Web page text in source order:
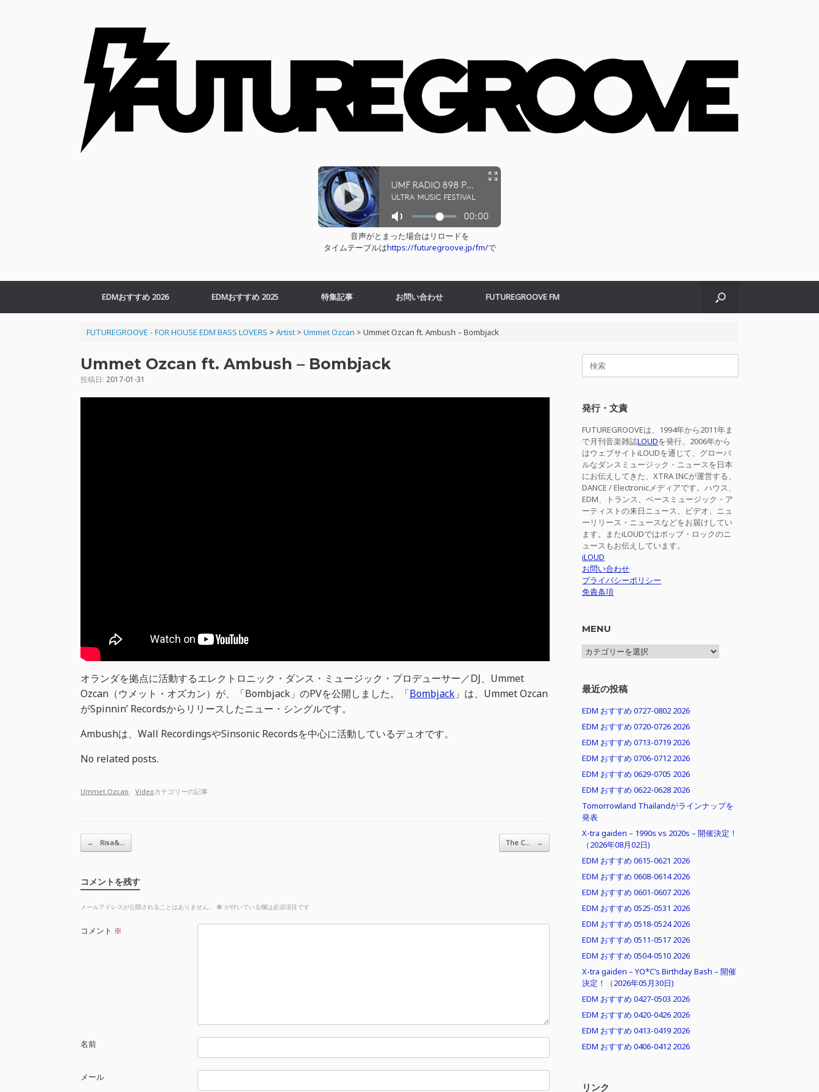
音声がとまった場合はリロードを
タイムテーブルはhttps://futuregroove.jp/fm/で
EDMおすすめ 2026 EDMおすすめ 2025 特集記事 お問い合わせ FUTUREGROOVE FM
FUTUREGROOVE - FOR HOUSE EDM BASS LOVERS > Artist> Ummet Ozcan > Ummet Ozcan ft. Ambush – Bombjack
Ummet Ozcan ft. Ambush – Bombjack
投稿日: 2017-01-31
オランダを拠点に活動するエレクトロニック・ダンス・ミュージック・プロデューサー／DJ、Ummet
Ozcan（ウメット・オズカン）が、「Bombjack」のPVを公開しました。「Bombjack 」は、Ummet Ozcan
がSpinnin’ Recordsからリリースしたニュー・シングルです。
Ambushは、Wall RecordingsやSinsonic Recordsを中心に活動しているデュオです。
No related posts.
Ummet Ozcan Videoカテゴリーの記事
投稿ナビゲーション
← Risa&… The C… →
コメントを残す
メールアドレスが公開されることはありません。 ※ が付いている欄は必須項目です
コメント ※
名前
メール
検
発行・文責
FUTUREGROOVEは、1994年から2011年ま
で月刊音楽雑誌LOUDを発行、2006年から
はウェブサイトiLOUDを通じて、グローバ
ルなダンスミュージック・ニュースを日本
にお伝えしてきた、XTRA INCが運営する、
DANCE / Electronicメディアです。ハウス、
EDM、トランス、ベースミュージック・ア
ーティストの来日ニュース、ビデオ、ニュ
ーリリース・ニュースなどをお届けしてい
ます。またiLOUDではポップ・ロックのニ
ュースもお伝えしています。
iLOUD
お問い合わせ
プライバシーポリシー
免責条項
MENU
MENU
最近の投稿
EDM おすすめ 0727-0802 2026
EDM おすすめ 0720-0726 2026
EDM おすすめ 0713-0719 2026
EDM おすすめ 0706-0712 2026
EDM おすすめ 0629-0705 2026
EDM おすすめ 0622-0628 2026
Tomorrowland Thailandがラインナップを
発表
X-tra gaiden – 1990s vs 2020s – 開催決定！
（2026年08月02日)
EDM おすすめ 0615-0621 2026
EDM おすすめ 0608-0614 2026
EDM おすすめ 0601-0607 2026
EDM おすすめ 0525-0531 2026
EDM おすすめ 0518-0524 2026
EDM おすすめ 0511-0517 2026
EDM おすすめ 0504-0510 2026
X-tra gaiden – YO*C’s Birthday Bash – 開催
決定！（2026年05月30日)
EDM おすすめ 0427-0503 2026
EDM おすすめ 0420-0426 2026
EDM おすすめ 0413-0419 2026
EDM おすすめ 0406-0412 2026
リンク